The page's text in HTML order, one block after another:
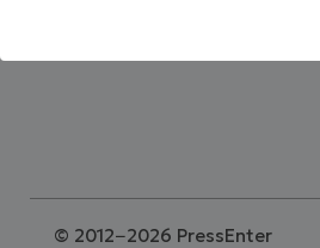
© 2012−2026 PressEnter